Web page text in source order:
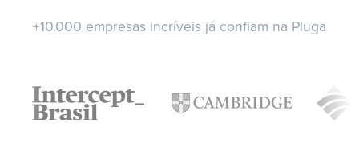
+10.000 empresas incríveis já confiam na Pluga